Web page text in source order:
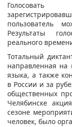
пользователь
Результаты
реального
Тотальный
направленная на
языка, а также
в России и за
общественных
Челябинске
сезоне
человек, было